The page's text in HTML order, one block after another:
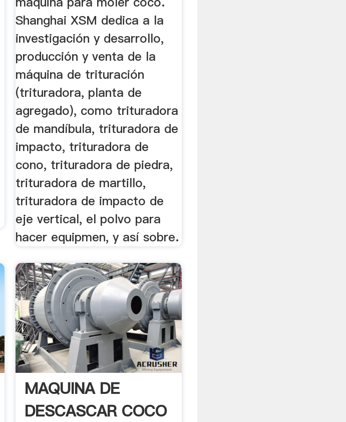
Shanghai XSM dedica a la
investigación y desarrollo,
producción y venta de la
máquina de trituración
(trituradora, planta de
agregado), como trituradora
de mandíbula, trituradora de
impacto, trituradora de
cono, trituradora de piedra,
trituradora de martillo,
trituradora de impacto de
eje vertical, el polvo para
hacer equipmen, y así sobre.
MAQUINA DE
DESCASCAR COCO